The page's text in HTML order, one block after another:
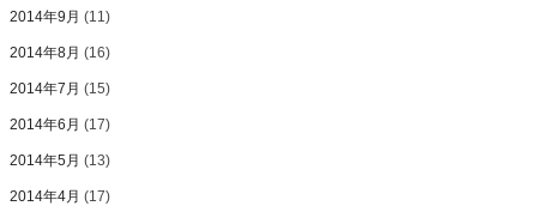
2014年9月 (11)
2014年8月 (16)
2014年7月 (15)
2014年6月 (17)
2014年5月 (13)
2014年4月 (17)